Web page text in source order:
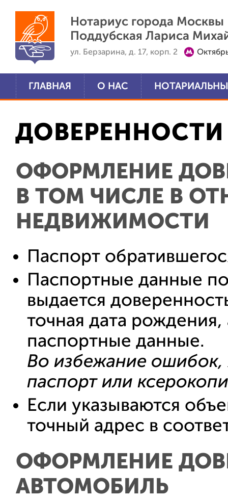
Нотариус города Москвы
Поддубская Лариса
ул. Берзарина, д. 17, корп. 2
ГЛАВНАЯ О НАС
ДОВЕРЕННОСТИ
ОФОРМЛЕНИЕ
В ТОМ ЧИСЛЕ В
НЕДВИЖИМОСТИ
Паспорт
Паспортные данные
выдается
точная дата
паспортные данные.
Во избежание ошибок,
паспорт или
Если указываются
точный адрес в
ОФОРМЛЕНИЕ
АВТОМОБИЛЬ